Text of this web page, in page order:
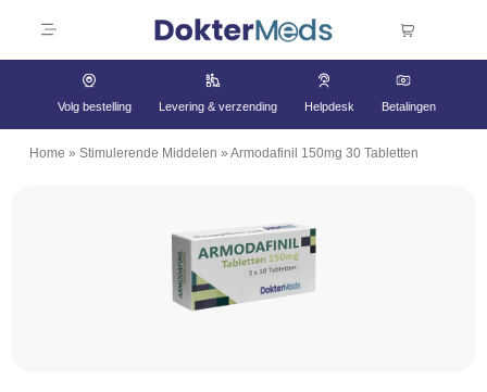
Volg bestelling Levering & verzending Helpdesk Betalingen
Home » Stimulerende Middelen » Armodafinil 150mg 30 Tabletten